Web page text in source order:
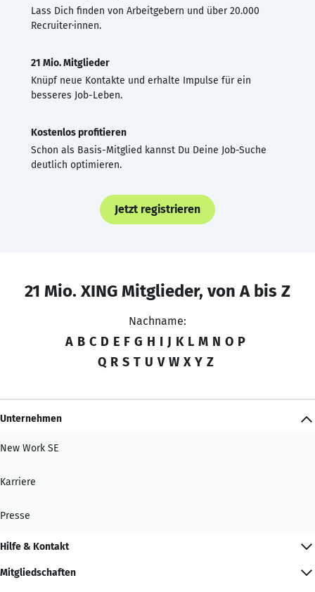
Lass Dich finden von Arbeitgebern und über 20.000
Recruiter·innen.
21 Mio. Mitglieder
Knüpf neue Kontakte und erhalte Impulse für ein
besseres Job-Leben.
Kostenlos profitieren
Schon als Basis-Mitglied kannst Du Deine Job-Suche
deutlich optimieren.
Jetzt registrieren
21 Mio. XING Mitglieder, von A bis Z
Nachname:
A B C D E F G H I J K L M N O P
Q R S T U V W X Y Z
Unternehmen
New Work SE
Karriere
Presse
Hilfe & Kontakt
Mitgliedschaften